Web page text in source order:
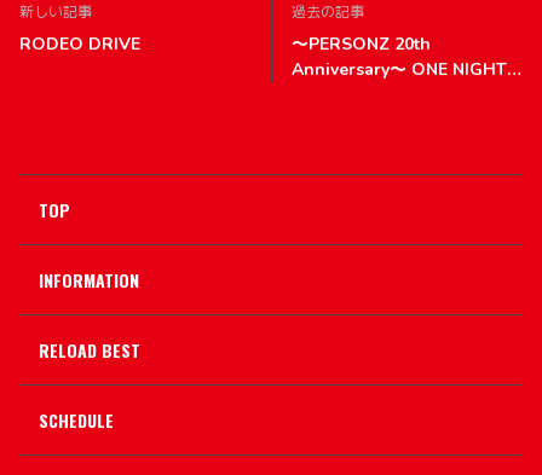
新しい記事
RODEO DRIVE
過去の記事
～PERSONZ 20th
Anniversary～ ONE NIGHT
TOP
INFORMATION
RELOAD BEST
SCHEDULE